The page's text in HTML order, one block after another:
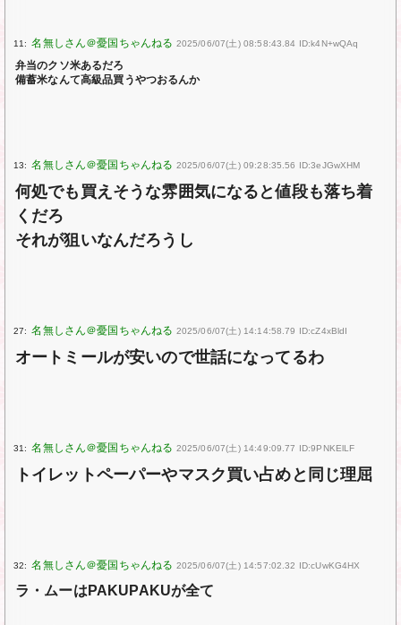
11: 2025/06/07(土) 08:58:43.84 ID:k4N+wQAq
弁当のクソ米あるだろ
備蓄米なんて高級品買うやつおるんか
13: 2025/06/07(土) 09:28:35.56 ID:3eJGwXHM
何処でも買えそうな雰囲気になると値段も落ち着
くだろ
それが狙いなんだろうし
27: 2025/06/07(土) 14:14:58.79 ID:cZ4xBldI
オートミールが安いので世話になってるわ
31: 2025/06/07(土) 14:49:09.77 ID:9PNKElLF
トイレットペーパーやマスク買い占めと同じ理屈
32: 2025/06/07(土) 14:57:02.32 ID:cUwKG4HX
ラ・ムーはPAKUPAKUが全て